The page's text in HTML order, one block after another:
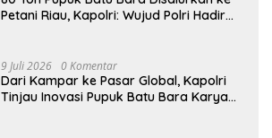
Petani Riau, Kapolri: Wujud Polri Hadir
9 Juli 2026 0 Komentar
Dari Kampar ke Pasar Global, Kapolri
Tinjau Inovasi Pupuk Batu Bara Karya